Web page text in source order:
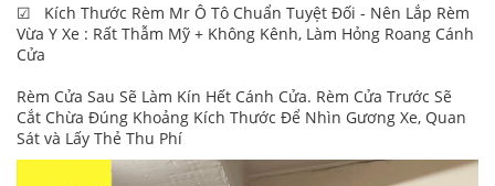
☑ Kích Thước Rèm Mr Ô Tô Chuẩn Tuyệt Đối - Nên Lắp Rèm
Vừa Y Xe : Rất Thẫm Mỹ + Không Kênh, Làm Hỏng Roang Cánh
Cửa
Rèm Cửa Sau Sẽ Làm Kín Hết Cánh Cửa. Rèm Cửa Trước Sẽ
Cắt Chừa Đúng Khoảng Kích Thước Để Nhìn Gương Xe, Quan
Sát và Lấy Thẻ Thu Phí